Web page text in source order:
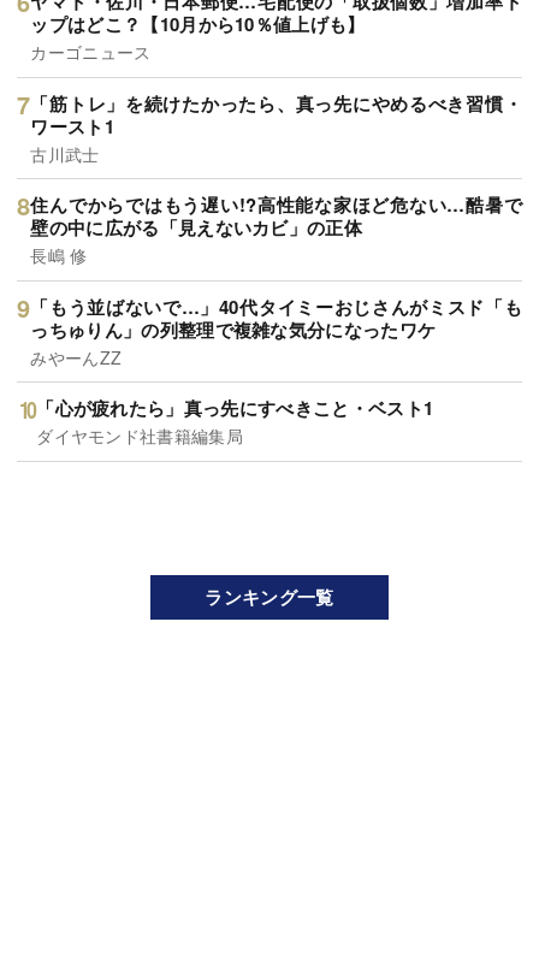
ップはどこ？【10月から10％値上げも】
カーゴニュース
「筋トレ」を続けたかったら、真っ先にやめるべき習慣・
ワースト1
古川武士
住んでからではもう遅い!?高性能な家ほど危ない…酷暑で
壁の中に広がる「見えないカビ」の正体
長嶋 修
「もう並ばないで…」40代タイミーおじさんがミスド「も
っちゅりん」の列整理で複雑な気分になったワケ
みやーんZZ
「心が疲れたら」真っ先にすべきこと・ベスト1
ダイヤモンド社書籍編集局
ランキング一覧